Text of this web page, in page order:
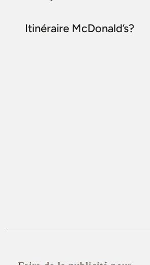
Itinéraire McDonald’s?